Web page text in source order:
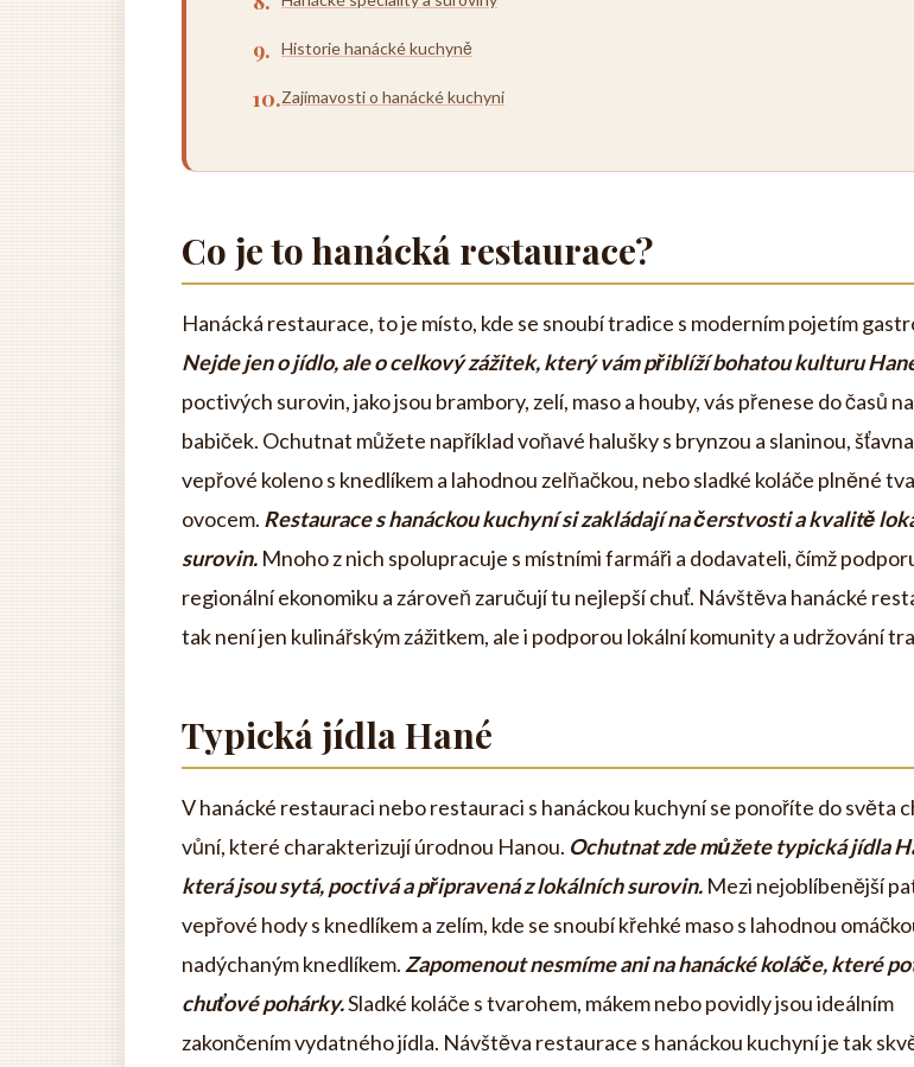
Historie hanácké kuchyně
Zajímavosti o hanácké kuchyni
Co je to hanácká restaurace?
Hanácká restaurace, to je místo, kde se snoubí tradice s moderním pojetím
Nejde jen o jídlo, ale o celkový zážitek, který vám přiblíží bohatou kulturu
poctivých surovin, jako jsou brambory, zelí, maso a houby, vás přenese do časů
babiček. Ochutnat můžete například voňavé halušky s brynzou a slaninou,
vepřové koleno s knedlíkem a lahodnou zelňačkou, nebo sladké koláče plněné
ovocem. Restaurace s hanáckou kuchyní si zakládají na čerstvosti a kvalitě
surovin. Mnoho z nich spolupracuje s místními farmáři a dodavateli, čímž
regionální ekonomiku a zároveň zaručují tu nejlepší chuť. Návštěva hanácké
tak není jen kulinářským zážitkem, ale i podporou lokální komunity a udržování
Typická jídla Hané
V hanácké restauraci nebo restauraci s hanáckou kuchyní se ponoříte do světa
vůní, které charakterizují úrodnou Hanou. Ochutnat zde můžete typická jídla
která jsou sytá, poctivá a připravená z lokálních surovin. Mezi nejoblíbenější
vepřové hody s knedlíkem a zelím, kde se snoubí křehké maso s lahodnou
nadýchaným knedlíkem. Zapomenout nesmíme ani na hanácké koláče, které
chuťové pohárky.Sladké koláče s tvarohem, mákem nebo povidly jsou ideálním
zakončením vydatného jídla. Návštěva restaurace s hanáckou kuchyní je tak